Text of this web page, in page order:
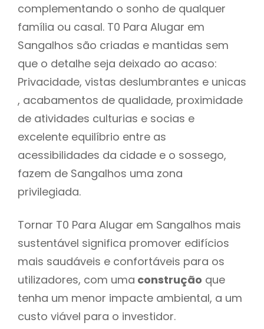
complementando o sonho de qualquer
família ou casal. T0 Para Alugar em
Sangalhos são criadas e mantidas sem
que o detalhe seja deixado ao acaso:
Privacidade, vistas deslumbrantes e unicas
, acabamentos de qualidade, proximidade
de atividades culturias e socias e
excelente equilíbrio entre as
acessibilidades da cidade e o sossego,
fazem de Sangalhos uma zona
privilegiada.
Tornar T0 Para Alugar em Sangalhos mais
sustentável significa promover edifícios
mais saudáveis e confortáveis para os
utilizadores, com uma construção que
tenha um menor impacte ambiental, a um
custo viável para o investidor.